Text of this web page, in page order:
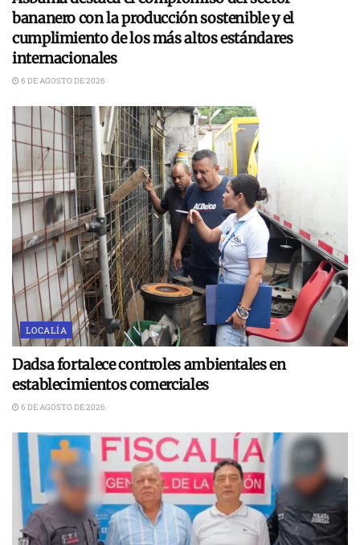
bananero con la producción sostenible y el
cumplimiento de los más altos estándares
internacionales
6 DE AGOSTO DE 2026
LOCALÍA
Dadsa fortalece controles ambientales en
establecimientos comerciales
6 DE AGOSTO DE 2026